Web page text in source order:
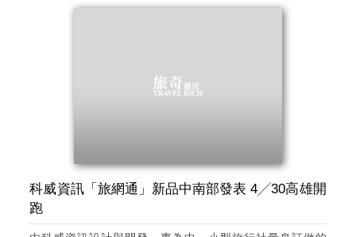
科威資訊「旅網通」新品中南部發表 4╱30高雄開
跑